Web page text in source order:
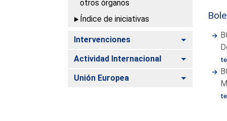
otros órganos
Índice de iniciativas
Intervenciones Alternar
Actividad Internacional Alternar
Unión Europea Alternar